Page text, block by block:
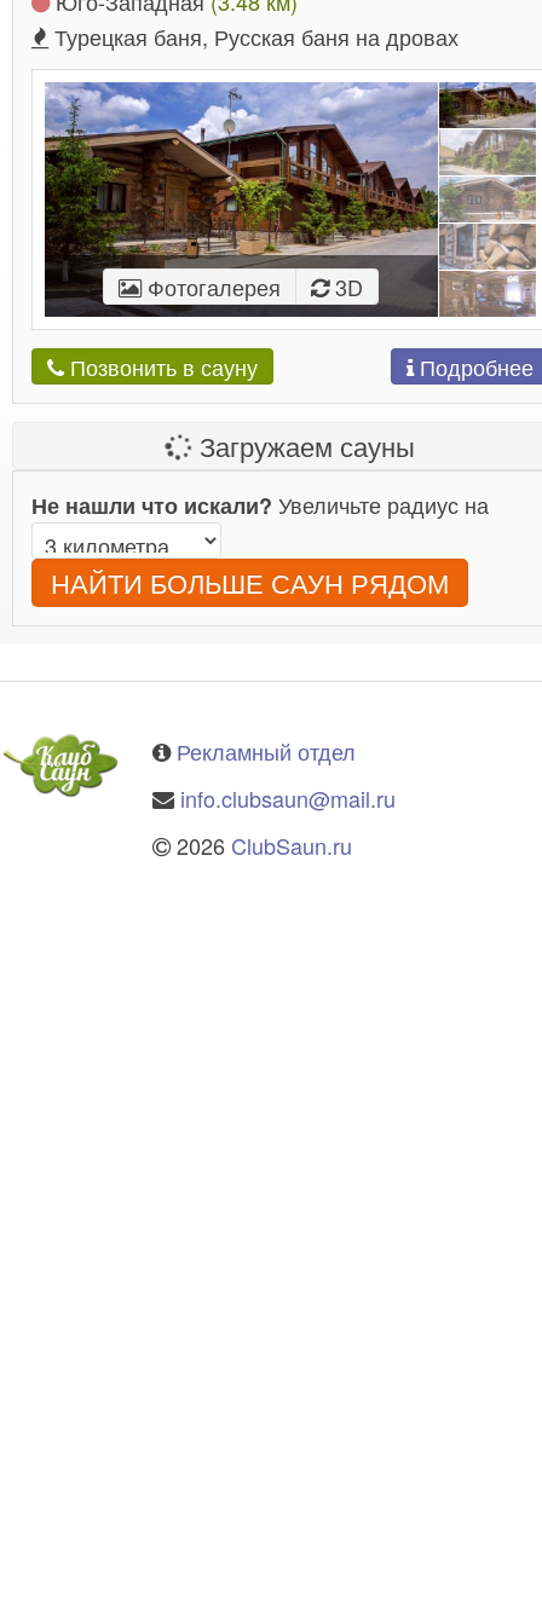
Турецкая баня, Русская баня на дровах
Фотогалерея 3D
Позвонить в сауну Подробнее
Загружаем сауны
Не нашли что искали? Увеличьте радиус на
НАЙТИ БОЛЬШЕ САУН РЯДОМ
Рекламный отдел
info.clubsaun@mail.ru
2026 ClubSaun.ru